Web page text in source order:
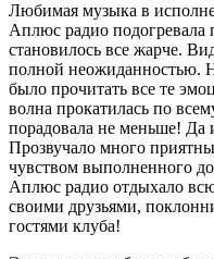
Любимая музыка в
Аплюс радио
становилось все жарче.
полной неожиданностью.
было прочитать все те
волна прокатилась по
порадовала не меньше! Да
Прозвучало много
чувством выполненного
Аплюс радио отдыхало
своими друзьями,
гостями клуба!